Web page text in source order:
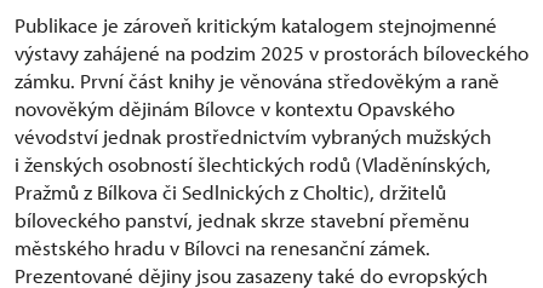
Publikace je zároveň kritickým katalogem stejnojmenné
výstavy zahájené na podzim 2025 v prostorách bíloveckého
zámku. První část knihy je věnována středověkým a raně
novověkým dějinám Bílovce v kontextu Opavského
vévodství jednak prostřednictvím vybraných mužských
i ženských osobností šlechtických rodů (Vladěnínských,
Pražmů z Bílkova či Sedlnických z Choltic), držitelů
bíloveckého panství, jednak skrze stavební přeměnu
městského hradu v Bílovci na renesanční zámek.
Prezentované dějiny jsou zasazeny také do evropských